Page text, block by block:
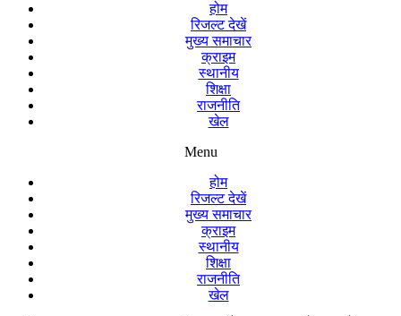
होम
रिजल्ट देखें
मुख्य समाचार
क्राइम
स्थानीय
शिक्षा
राजनीति
खेल
Menu
होम
रिजल्ट देखें
मुख्य समाचार
क्राइम
स्थानीय
शिक्षा
राजनीति
खेल